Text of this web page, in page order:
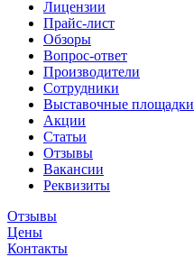
Лицензии
Прайс-лист
Обзоры
Вопрос-ответ
Производители
Сотрудники
Выставочные площадки
Акции
Статьи
Отзывы
Вакансии
Реквизиты
Отзывы
Цены
Контакты